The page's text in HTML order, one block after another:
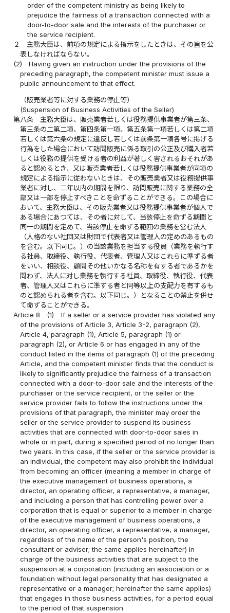
order of the competent ministry as being likely to
prejudice the fairness of a transaction connected with a
door-to-door sale and the interests of the purchaser or
the service recipient.
２
主務大臣は、前項の規定による指示をしたときは、その旨を公
表しなければならない。
(2)
Having given an instruction under the provisions of the
preceding paragraph, the competent minister must issue a
public announcement to that effect.
（販売業者等に対する業務の停止等）
(Suspension of Business Activities of the Seller)
第八条
主務大臣は、販売業者若しくは役務提供事業者が第三条、
第三条の二第二項、第四条第一項、第五条第一項若しくは第二項
若しくは第六条の規定に違反し若しくは前条第一項各号に掲げる
行為をした場合において訪問販売に係る取引の公正及び購入者若
しくは役務の提供を受ける者の利益が著しく害されるおそれがあ
ると認めるとき、又は販売業者若しくは役務提供事業者が同項の
規定による指示に従わないときは、その販売業者又は役務提供事
業者に対し、二年以内の期間を限り、訪問販売に関する業務の全
部又は一部を停止すべきことを命ずることができる。この場合に
おいて、主務大臣は、その販売業者又は役務提供事業者が個人で
ある場合にあつては、その者に対して、当該停止を命ずる期間と
同一の期間を定めて、当該停止を命ずる範囲の業務を営む法人
（人格のない社団又は財団で代表者又は管理人の定めのあるもの
を含む。以下同じ。）の当該業務を担当する役員（業務を執行す
る社員、取締役、執行役、代表者、管理人又はこれらに準ずる者
をいい、相談役、顧問その他いかなる名称を有する者であるかを
問わず、法人に対し業務を執行する社員、取締役、執行役、代表
者、管理人又はこれらに準ずる者と同等以上の支配力を有するも
のと認められる者を含む。以下同じ。）となることの禁止を併せ
て命ずることができる。
Article 8
(1)
If a seller or a service provider has violated any
of the provisions of Article 3, Article 3-2, paragraph (2),
Article 4, paragraph (1), Article 5, paragraph (1) or
paragraph (2), or Article 6 or has engaged in any of the
conduct listed in the items of paragraph (1) of the preceding
Article, and the competent minister finds that the conduct is
likely to significantly prejudice the fairness of a transaction
connected with a door-to-door sale and the interests of the
purchaser or the service recipient, or the seller or the
service provider fails to follow the instructions under the
provisions of that paragraph, the minister may order the
seller or the service provider to suspend its business
activities that are connected with door-to-door sales in
whole or in part, during a specified period of no longer than
two years. In this case, if the seller or the service provider is
an individual, the competent may also prohibit the individual
from becoming an officer (meaning a member in charge of
the executive management of business operations, a
director, an operating officer, a representative, a manager,
and including a person that has controlling power over a
corporation that is equal or superior to a member in charge
of the executive management of business operations, a
director, an operating officer, a representative, a manager,
regardless of the name of the person's position, the
consultant or adviser; the same applies hereinafter) in
charge of the business activities that are subject to the
suspension at a corporation (including an association or a
foundation without legal personality that has designated a
representative or a manager; hereinafter the same applies)
that engages in those business activities, for a period equal
to the period of that suspension.